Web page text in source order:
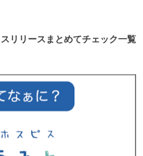
リリースまとめてチェック一覧